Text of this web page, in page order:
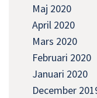
Maj 2020
April 2020
Mars 2020
Februari 2020
Januari 2020
December